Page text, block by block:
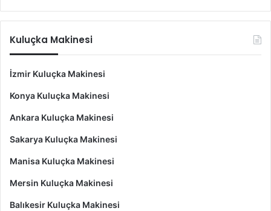
Kuluçka Makinesi
İzmir Kuluçka Makinesi
Konya Kuluçka Makinesi
Ankara Kuluçka Makinesi
Sakarya Kuluçka Makinesi
Manisa Kuluçka Makinesi
Mersin Kuluçka Makinesi
Balıkesir Kuluçka Makinesi